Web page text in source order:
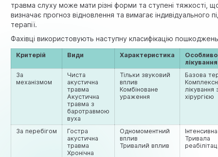
травма слуху може мати різні форми та ступені тяжкості,
визначає прогноз відновлення та вимагає індивідуального
терапії.
Фахівці використовують наступну класифікацію
Критерій Види Характеристика
лікування
За
механізмом
Чиста
акустична
травма
Акустична
травма з
баротравмою
вуха
Тільки звуковий
вплив
Комбіноване
ураження
Базова
лікування
хірургією
За перебігом
Гостра
акустична
травма
Хронічна
Одномоментний
вплив
Тривалий вплив
Тривала